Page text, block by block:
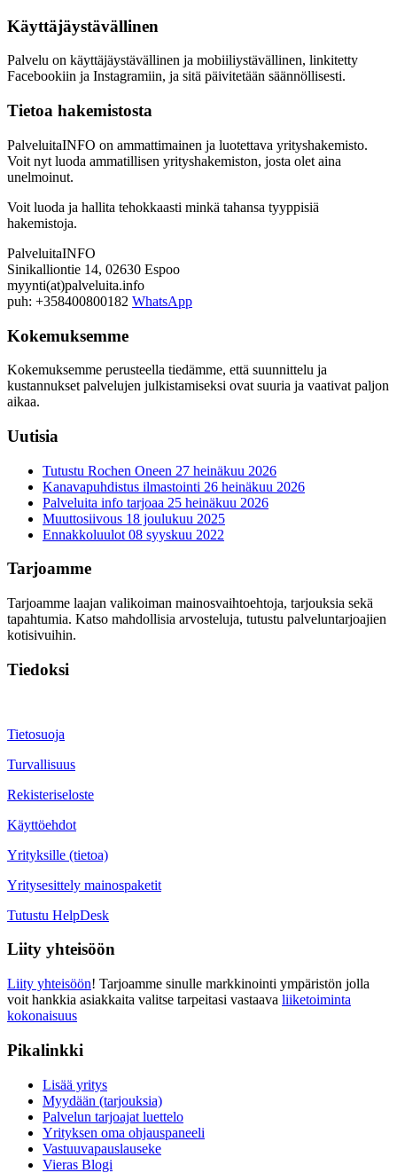
Käyttäjäystävällinen
Palvelu on käyttäjäystävällinen ja mobiiliystävällinen, linkitetty
Facebookiin ja Instagramiin, ja sitä päivitetään säännöllisesti.
Tietoa hakemistosta
PalveluitaINFO on ammattimainen ja luotettava yrityshakemisto.
Voit nyt luoda ammatillisen yrityshakemiston, josta olet aina
unelmoinut.
Voit luoda ja hallita tehokkaasti minkä tahansa tyyppisiä
hakemistoja.
PalveluitaINFO
Sinikalliontie 14, 02630 Espoo
myynti(at)palveluita.info
puh: +358400800182 WhatsApp
Kokemuksemme
Kokemuksemme perusteella tiedämme, että suunnittelu ja
kustannukset palvelujen julkistamiseksi ovat suuria ja vaativat paljon
aikaa.
Uutisia
Tutustu Rochen Oneen 27 heinäkuu 2026
Kanavapuhdistus ilmastointi 26 heinäkuu 2026
Palveluita info tarjoaa 25 heinäkuu 2026
Muuttosiivous 18 joulukuu 2025
Ennakkoluulot 08 syyskuu 2022
Tarjoamme
Tarjoamme laajan valikoiman mainosvaihtoehtoja, tarjouksia sekä
tapahtumia. Katso mahdollisia arvosteluja, tutustu palveluntarjoajien
kotisivuihin.
Tiedoksi
Tietosuoja
Turvallisuus
Rekisteriseloste
Käyttöehdot
Yrityksille (tietoa)
Yritysesittely mainospaketit
Tutustu HelpDesk
Liity yhteisöön
Liity yhteisöön! Tarjoamme sinulle markkinointi ympäristön jolla
voit hankkia asiakkaita valitse tarpeitasi vastaava liiketoiminta
kokonaisuus
Pikalinkki
Lisää yritys
Myydään (tarjouksia)
Palvelun tarjoajat luettelo
Yrityksen oma ohjauspaneeli
Vastuuvapauslauseke
Vieras Blogi